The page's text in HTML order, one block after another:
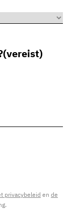
(vereist)
privacybeleid en de